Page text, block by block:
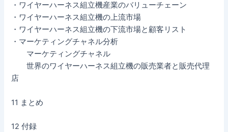
・ワイヤーハーネス組立機産業のバリューチェーン
・ワイヤーハーネス組立機の上流市場
・ワイヤーハーネス組立機の下流市場と顧客リスト
・マーケティングチャネル分析
マーケティングチャネル
世界のワイヤーハーネス組立機の販売業者と販売代理
店
11 まとめ
12 付録